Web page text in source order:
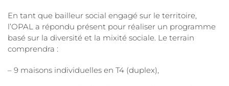
En tant que bailleur social engagé sur le territoire,
l’OPAL a répondu présent pour réaliser un programme
basé sur la diversité et la mixité sociale. Le terrain
comprendra :
– 9 maisons individuelles en T4 (duplex),